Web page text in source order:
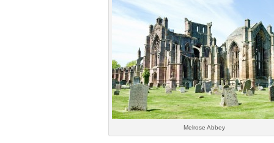
Melrose Abbey